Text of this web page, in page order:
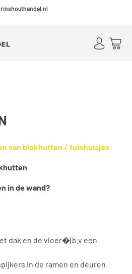
Skip to main content
Skip to footer
Account
van blokhutten / tuinhuisjes
in de wand?
dak en de vloer�(b.v een
in de ramen en deuren